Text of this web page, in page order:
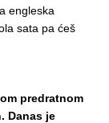
engleska
sata pa ćeš
predratnom
Danas je